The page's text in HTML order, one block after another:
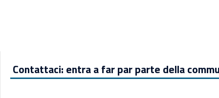
Contattaci: entra a far par parte della